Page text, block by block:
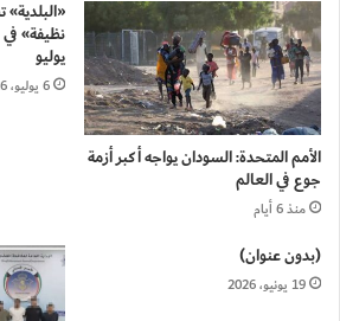
الأمم المتحدة: السودان يواجه أكبر أزمة
جوع في العالم
منذ 6 أيام
نظيفة»
يوليو
6 يوليو، 2026
(بدون عنوان)
19 يونيو، 2026